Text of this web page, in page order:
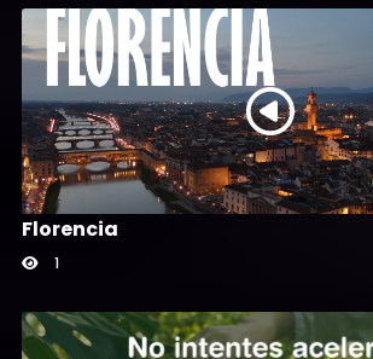
Florencia
1